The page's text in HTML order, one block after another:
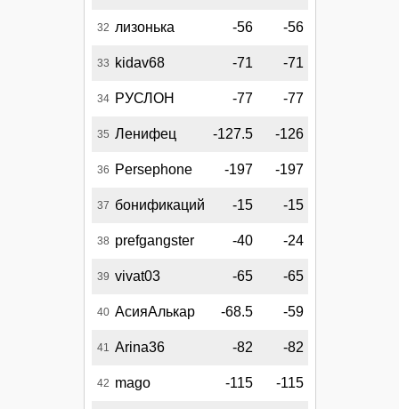
32 лизонька -56 -56
33 kidav68 -71 -71
34 РУСЛОН -77 -77
35 Ленифец -127.5 -126
36 Persephone -197 -197
37 бонификаций -15 -15
38 prefgangster -40 -24
39 vivat03 -65 -65
40 АсияАлькар -68.5 -59
41 Arina36 -82 -82
42 mago -115 -115